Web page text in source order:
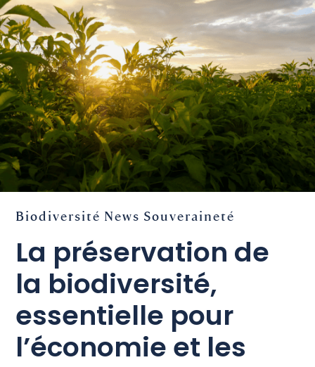
Biodiversité News Souveraineté
La préservation de
la biodiversité,
essentielle pour
l’économie et les